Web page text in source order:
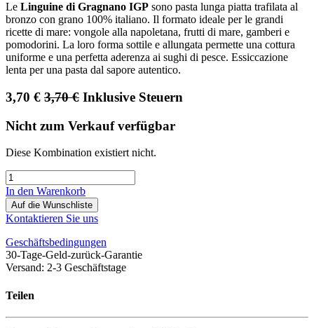
Le Linguine di Gragnano IGP sono pasta lunga piatta trafilata al
bronzo con grano 100% italiano. Il formato ideale per le grandi
ricette di mare: vongole alla napoletana, frutti di mare, gamberi e
pomodorini. La loro forma sottile e allungata permette una cottura
uniforme e una perfetta aderenza ai sughi di pesce. Essiccazione
lenta per una pasta dal sapore autentico.
3,70 € 3,70€ Inklusive Steuern
Nicht zum Verkauf verfügbar
Diese Kombination existiert nicht.
In den Warenkorb
Auf die Wunschliste
Kontaktieren Sie uns
Geschäftsbedingungen
30-Tage-Geld-zurück-Garantie
Versand: 2-3 Geschäftstage
Teilen